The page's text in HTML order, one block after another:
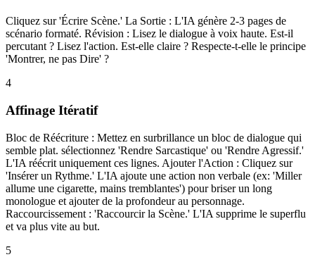
Cliquez sur 'Écrire Scène.' La Sortie : L'IA génère 2-3 pages de
scénario formaté. Révision : Lisez le dialogue à voix haute. Est-il
percutant ? Lisez l'action. Est-elle claire ? Respecte-t-elle le principe
'Montrer, ne pas Dire' ?
4
Affinage Itératif
Bloc de Réécriture : Mettez en surbrillance un bloc de dialogue qui
semble plat. sélectionnez 'Rendre Sarcastique' ou 'Rendre Agressif.'
L'IA réécrit uniquement ces lignes. Ajouter l'Action : Cliquez sur
'Insérer un Rythme.' L'IA ajoute une action non verbale (ex: 'Miller
allume une cigarette, mains tremblantes') pour briser un long
monologue et ajouter de la profondeur au personnage.
Raccourcissement : 'Raccourcir la Scène.' L'IA supprime le superflu
et va plus vite au but.
5